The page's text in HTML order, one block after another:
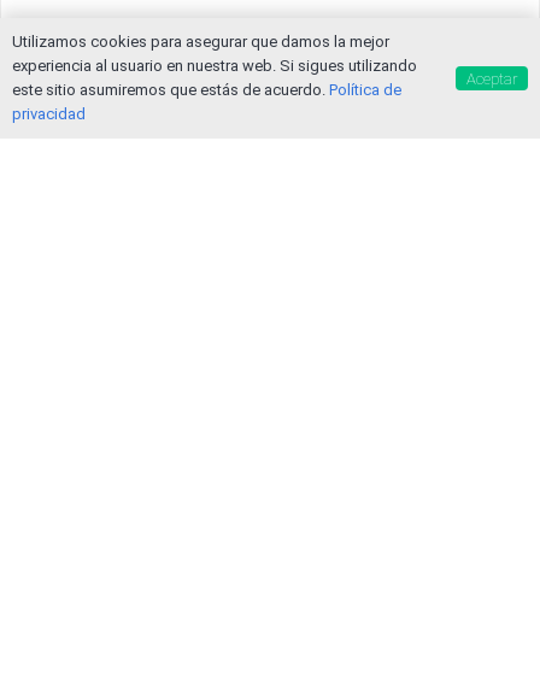
Utilizamos cookies para asegurar que damos la mejor
experiencia al usuario en nuestra web. Si sigues utilizando
este sitio asumiremos que estás de acuerdo. Política de
privacidad
Aceptar